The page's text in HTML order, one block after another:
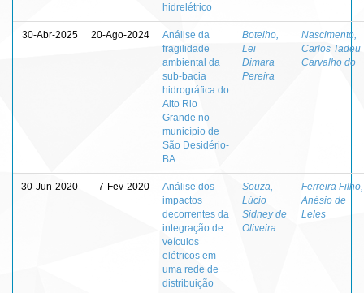
hidrelétrico
30-Abr-2025 20-Ago-2024
Análise da
fragilidade
ambiental da
sub-bacia
hidrográfica do
Alto Rio
Grande no
município de
São Desidério-
BA
Botelho,
Lei
Dimara
Pereira
Nascimento,
Carlos Tadeu
Carvalho do
30-Jun-2020 7-Fev-2020
Análise dos
impactos
decorrentes da
integração de
veículos
elétricos em
uma rede de
distribuição
Souza,
Lúcio
Sidney de
Oliveira
Ferreira Filho,
Anésio de
Leles